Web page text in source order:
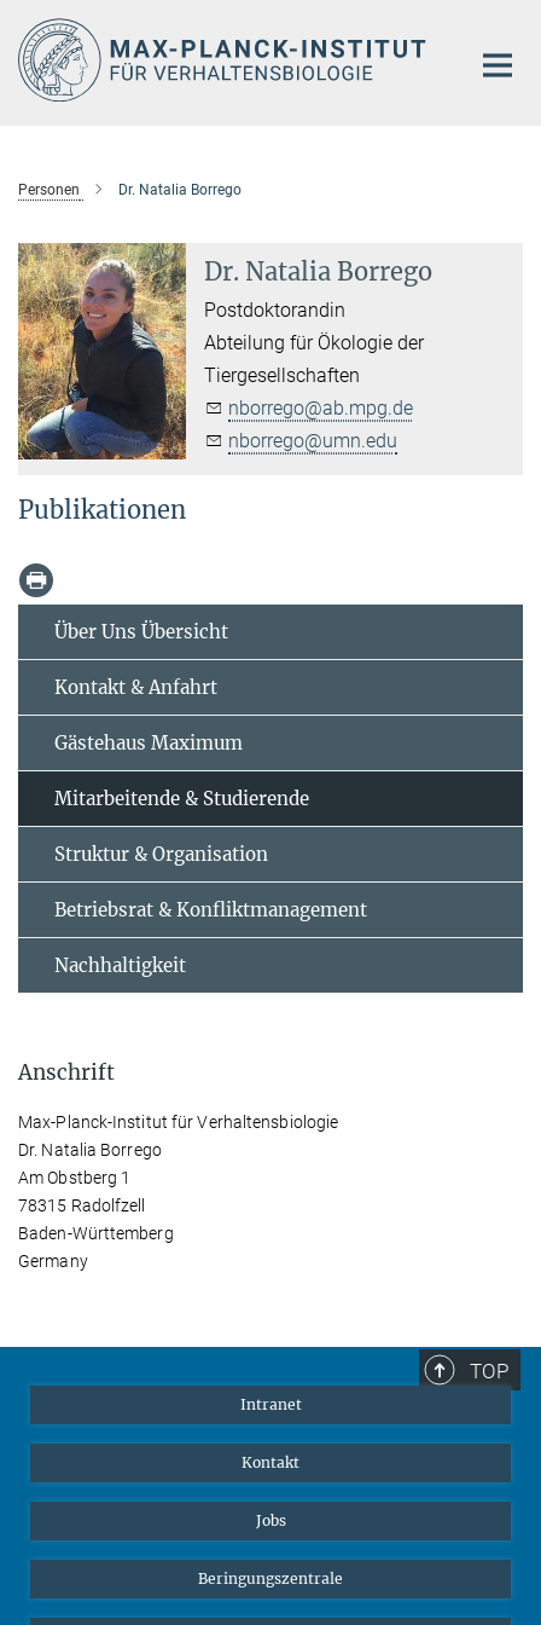
Hauptinhalt
Personen Dr. Natalia Borrego
Dr. Natalia Borrego
Postdoktorandin
Abteilung für Ökologie der
Tiergesellschaften
nborrego@ab.mpg.de
nborrego@umn.edu
Publikationen
Über Uns Übersicht
Kontakt & Anfahrt
Gästehaus Maximum
Mitarbeitende & Studierende
Struktur & Organisation
Betriebsrat & Konfliktmanagement
Nachhaltigkeit
Anschrift
Max-Planck-Institut für Verhaltensbiologie
Dr. Natalia Borrego
Am Obstberg 1
78315 Radolfzell
Baden-Württemberg
Germany
TOP
Intranet
Kontakt
Jobs
Beringungszentrale